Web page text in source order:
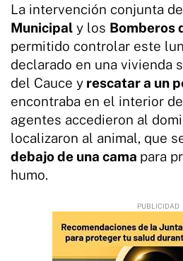
La intervención conjunta
Municipal y los Bomberos
permitido controlar este
declarado en una vivienda
del Cauce y rescatar a un
encontraba en el interior
agentes accedieron al
localizaron al animal, que
debajo de una cama para
humo.